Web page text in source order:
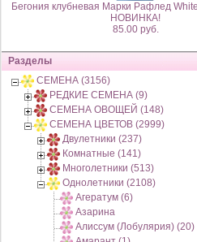
Бегония клубневая Марки Рафлед
НОВИНКА!
85.00 руб.
Разделы
СЕМЕНА (3156)
РЕДКИЕ СЕМЕНА (9)
СЕМЕНА ОВОЩЕЙ (148)
СЕМЕНА ЦВЕТОВ (2999)
Двулетники (237)
Комнатные (141)
Многолетники (513)
Однолетники (2108)
Агератум (6)
Азарина
Алиссум (Лобулярия) (20)